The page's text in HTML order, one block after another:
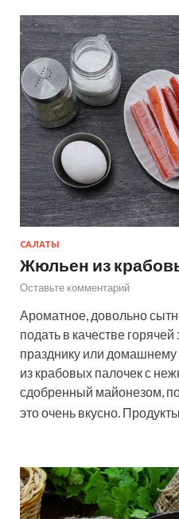
САЛАТЫ
Жюльен из
Оставьте комментарий
Ароматное, довольно
подать в качестве
празднику или
из крабовых палочек с
сдобренный майонезом,
это очень вкусно.